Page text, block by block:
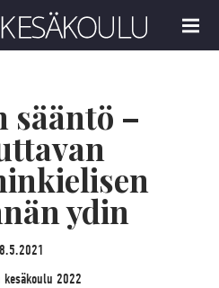
MENU
sääntö –
ydin
kesäkoulu 2022